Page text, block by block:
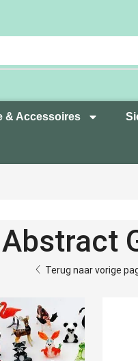
& Accessoires
Abstract
Terug naar vorige